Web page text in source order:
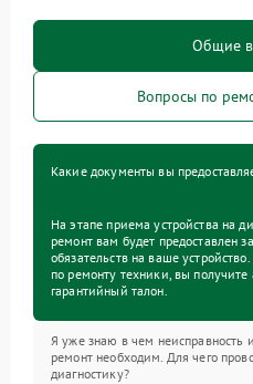
Общие
Вопросы по
Какие документы вы
На этапе приема устройства на
ремонт вам будет предоставлен
обязательств на ваше
по ремонту техники, вы
гарантийный талон.
Я уже знаю в чем неисправность
ремонт необходим. Для чего
диагностику?